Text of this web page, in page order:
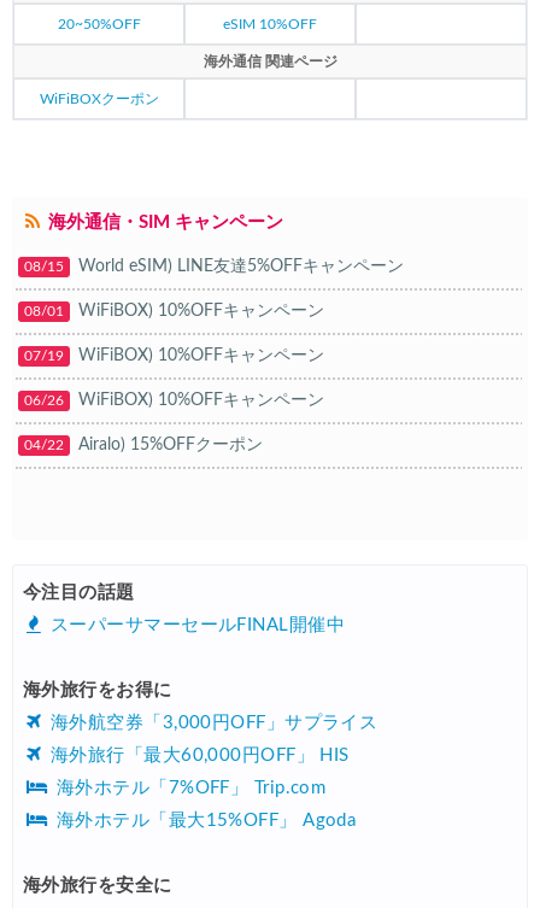
HIS) 海外航空券タイムセール
楽天トラベル) 海外ツアー 最大30,000円OFFクーポン
05/19 HIS) 海外航空券 2,000円OFFクーポン
05/14 Trip.com) 航空券+ホテル 最大5,000円OFFクーポン
05/14 Trip.com) 海外航空券 最大3,000円OFFクーポン
05/14 Trip.com) ホテル 最大3,000円OFFクーポン
05/13 HIS) 海外航空券タイムセール
05/12 Trip.com) 航空券+ホテル 最大5,000円OFFクーポン
05/12 Trip.com) ホテル 最大3,000円OFFクーポン
05/11 エアトリ) 海外ホテル 最大30,000円OFFクーポン
05/11 エアトリ) 海外航空券 最大10,000円OFFクーポン
05/10 楽天トラベル) 海外ツアー 最大30,000円OFFクーポン
05/08 HIS) スーパーサマーセール2026
HIS) 海外航空券 2,000円OFFクーポン
05/08 楽天トラベル) 海外ツアー 最大50,000円OFFクーポン
20~50%OFF eSIM 10%OFF
海外通信 関連ページ
WiFiBOXクーポン
海外通信・SIM キャンペーン
08/15 World eSIM) LINE友達5%OFFキャンペーン
08/01 WiFiBOX) 10%OFFキャンペーン
07/19 WiFiBOX) 10%OFFキャンペーン
06/26 WiFiBOX) 10%OFFキャンペーン
04/22 Airalo) 15%OFFクーポン
今注目の話題
スーパーサマーセールFINAL開催中
海外旅行をお得に
海外航空券「3,000円OFF」サプライス
海外旅行「最大60,000円OFF」 HIS
海外ホテル「7%OFF」 Trip.com
海外ホテル「最大15%OFF」 Agoda
海外旅行を安全に